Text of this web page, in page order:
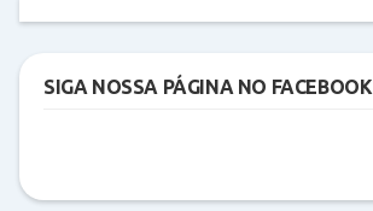
SIGA NOSSA PÁGINA NO FACEBOOK